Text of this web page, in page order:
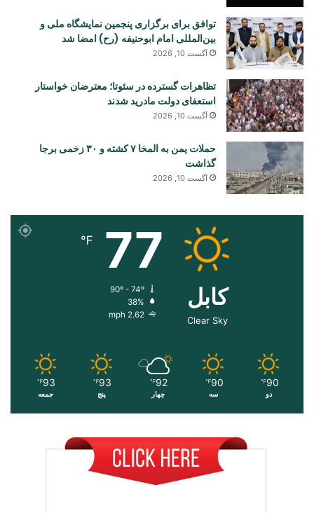
توافق برای برگزاری پنجمین نمایشگاه ملی و
بین‌المللی امام ابوحنیفه (رح) امضا شد
آگست 10, 2026
تظاهرات گسترده در سئوتا؛ معترضان خواستار
استعفای دولت مادرید شدند
آگست 10, 2026
حملات یمن به المخا ۷ کشته و ۳۰ زخمی برجا
گذاشت
آگست 10, 2026
کابل
Clear Sky
77
℉
38%
2.62 mph
90
℉
دو
90
℉
سه
92
℉
چهار
93
℉
پنج
93
℉
جمعه